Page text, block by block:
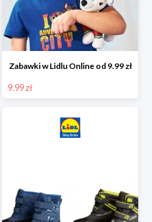
Zabawki w Lidlu Online od 9.99 zł
9.99 zł